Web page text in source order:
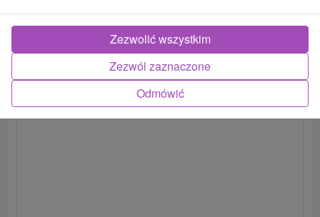
POKAZ
Odmówić
Zezwól zaznaczone
Zezwolić wszystkim